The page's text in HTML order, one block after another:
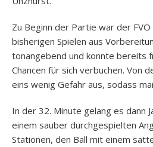
Zu Beginn der Partie war der
bisherigen Spielen aus
tonangebend und konnte bereits
Chancen für sich verbuchen. Von
eins wenig Gefahr aus, sodass
In der 32. Minute gelang es dann
einem sauber durchgespielten
Stationen, den Ball mit einem